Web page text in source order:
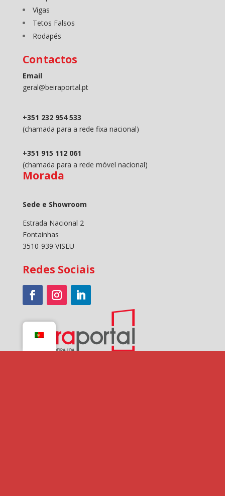
Vigas
Tetos Falsos
Rodapés
Contactos
Email
geral@beiraportal.pt
+351 232 954 533
(chamada para a rede fixa nacional)
+351 915 112 061
(chamada para a rede móvel nacional)
Morada
Sede e Showroom
Estrada Nacional 2
Fontainhas
3510-939 VISEU
Redes Sociais